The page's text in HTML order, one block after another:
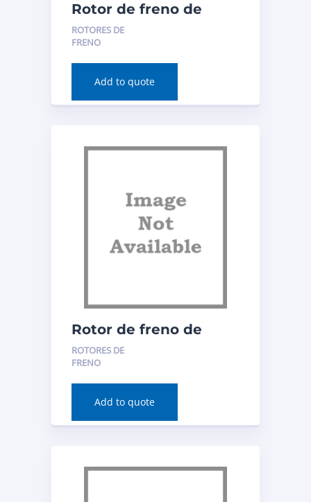
Rotor de freno de
disco (delantero) para
BMW 230i xDrive 2020
ROTORES DE
FRENO
Add to quote
Rotor de freno de
disco (delantero) para
Acura RDX 2020
ROTORES DE
FRENO
Add to quote